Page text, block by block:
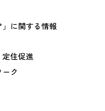
」に関する情報
住促進
ク